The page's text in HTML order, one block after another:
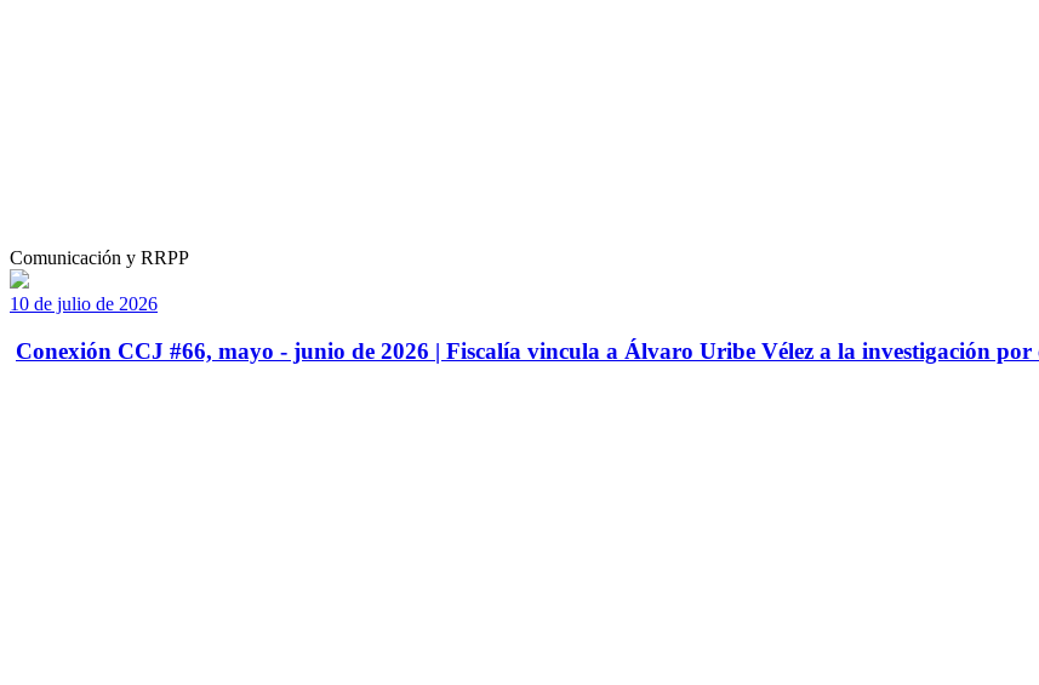
Comunicación y RRPP
10 de julio de 2026
Conexión CCJ #66, mayo - junio de 2026 | Fiscalía vincula a Álvaro Uribe Vélez a la investigación